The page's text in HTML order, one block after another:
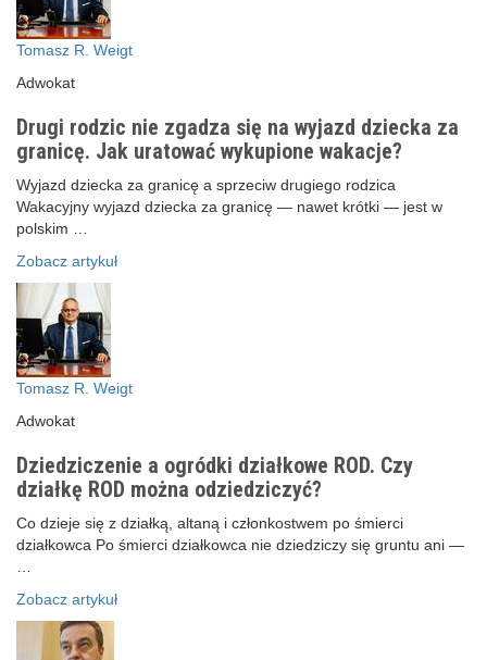
Tomasz R. Weigt
Adwokat
Drugi rodzic nie zgadza się na wyjazd dziecka za
granicę. Jak uratować wykupione wakacje?
Wyjazd dziecka za granicę a sprzeciw drugiego rodzica
Wakacyjny wyjazd dziecka za granicę — nawet krótki — jest w
polskim …
Zobacz artykuł
Tomasz R. Weigt
Adwokat
Dziedziczenie a ogródki działkowe ROD. Czy
działkę ROD można odziedziczyć?
Co dzieje się z działką, altaną i członkostwem po śmierci
działkowca Po śmierci działkowca nie dziedziczy się gruntu ani —
…
Zobacz artykuł